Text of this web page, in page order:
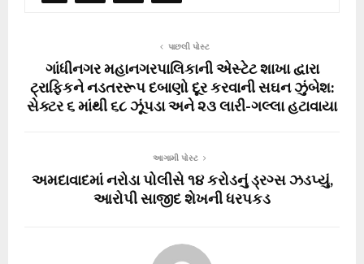
પાછલી પોસ્ટ
ગાંધીનગર મહાનગરપાલિકાની એસ્ટેટ શાખા દ્વારા
ટ્રાફિકને નડતરરૂપ દબાણો દૂર કરવાની સઘન ઝુંબેશ:
સેક્ટર ૬ માંથી ૬૮ ઝૂંપડા અને ૨૩ લારી-ગલ્લા હટાવાયા
આગામી પોસ્ટ
અમદાવાદમાં નરોડા પોલીસે ૧૪ કરોડનું ડ્રગ્સ ઝડપ્યું,
આરોપી સાજીદ શેખની ધરપકડ